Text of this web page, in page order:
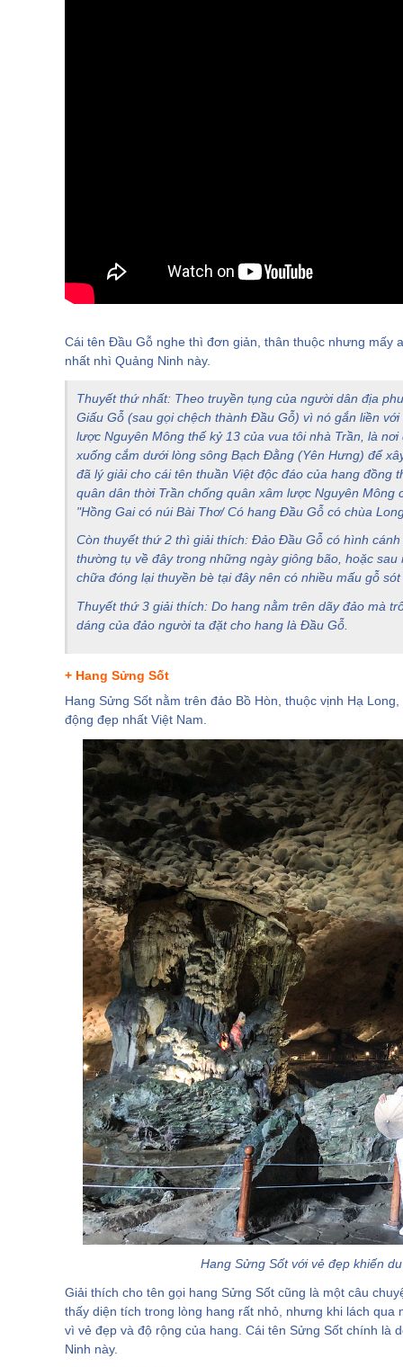
13. Thác Khe Vằn
16. Cột mốc 1305
II. Di tích lịch sử nổi tiếng ở Quảng Ninh
1. Bãi cọc Bạch Đằng
2. Thương cảng Vân Đồn
3. Khu quần thể di tích Lăng các Vua Trần
4. Thiền viện trúc lâm Yên Tử
5. Miếu Tiên Công
6. Đình Phong Cốc
7. Quần thể di tích lịch sử - danh thắng Núi Mằn
9. Đình Trà Cổ
11. Chiến khu Đông Triều
12. Chùa Ba Vàng
13. Đình Quan Lạn
14. Chùa Cái Bầu
15. Chùa Lôi Âm
16. Đền Xã Tắc
17. Hang Son và chùa Hang Son
18. Đền thờ Trần Khánh Dư
III. Khu vui chơi, giải trí ở Quảng Ninh
1. Sunworld Halong Complex
2. Khu du lịch giải trí quốc tế Tuần Châu
3. Khu du lịch sinh thái Thiên Đường Hoa Quảng La
IV. Bảo tàng ở Quảng Ninh
1. Bảo tàng Quảng Ninh
2. Bảo tàng Bạch Đằng
3. Bảo tàng tranh 3D Funny Art Ha Long
V. Cửa khẩu ở Quảng Ninh
1. Cửa khẩu Móng Cái
2. Cửa khẩu Bắc Phong Sinh
3. Cửa khẩu Hoành Mô
IV. Bãi tắm du lịch ở Quảng Ninh
Cái tên Đầu Gỗ nghe thì đơn giản, thân thuộc nhưng mấy
nhất nhì Quảng Ninh này.
Thuyết thứ nhất: Theo truyền tụng của người dân địa
Giấu Gỗ (sau gọi chệch thành Đầu Gỗ) vì nó gắn liền
lược Nguyên Mông thế kỷ 13 của vua tôi nhà Trần, là
xuống cắm dưới lòng sông Bạch Đằng (Yên Hưng) để
đã lý giải cho cái tên thuần Việt độc đáo của hang đồng
quân dân thời Trần chống quân xâm lược Nguyên
"Hồng Gai có núi Bài Thơ/ Có hang Đầu Gỗ có chùa
Còn thuyết thứ 2 thì giải thích: Đảo Đầu Gỗ có hình
thường tụ về đây trong những ngày giông bão, hoặc
chữa đóng lại thuyền bè tại đây nên có nhiều mấu gỗ
Thuyết thứ 3 giải thích: Do hang nằm trên dãy đảo mà
dáng của đảo người ta đặt cho hang là Đầu Gỗ.
+ Hang Sửng Sốt
Hang Sửng Sốt nằm trên đảo Bồ Hòn, thuộc vịnh Hạ
động đẹp nhất Việt Nam.
Hang Sửng Sốt với vẻ đẹp khiến
Giải thích cho tên gọi hang Sửng Sốt cũng là một câu
thấy diện tích trong lòng hang rất nhỏ, nhưng khi lách
vì vẻ đẹp và độ rộng của hang. Cái tên Sửng Sốt chính là
Ninh này.